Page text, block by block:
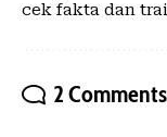
cek fakta dan
2 Comments